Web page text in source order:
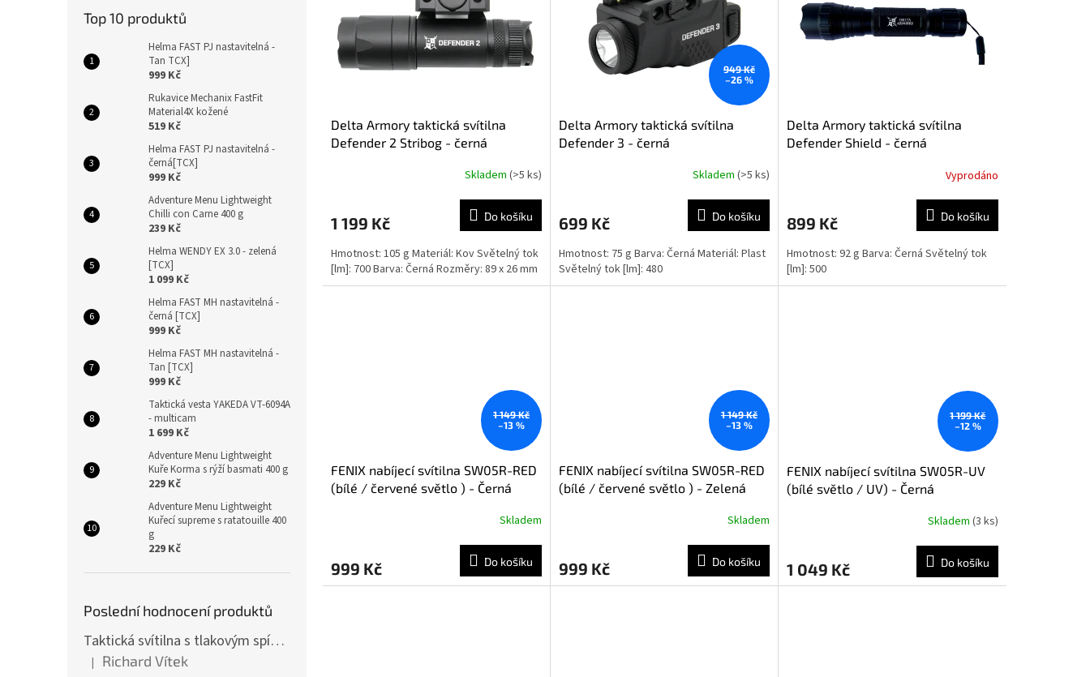
Top 10 produktů
Helma FAST PJ nastavitelná -
Tan TCX]
999 Kč
Rukavice Mechanix FastFit
Material4X kožené
519 Kč
Helma FAST PJ nastavitelná -
černá[TCX]
999 Kč
Adventure Menu Lightweight
Chilli con Carne 400 g
239 Kč
Helma WENDY EX 3.0 - zelená
[TCX]
1 099 Kč
Helma FAST MH nastavitelná -
černá [TCX]
999 Kč
Helma FAST MH nastavitelná -
Tan [TCX]
999 Kč
Taktická vesta YAKEDA VT-6094A
- multicam
1 699 Kč
Adventure Menu Lightweight
Kuře Korma s rýží basmati 400 g
229 Kč
Adventure Menu Lightweight
Kuřecí supreme s ratatouille 400
g
229 Kč
Poslední hodnocení produktů
Taktická svítilna s tlakovým spínačem [TCX]
Hodnocení produktu je 5 z 5 hvězdiček.
| Richard Vítek
Delta Armory taktická svítilna
Defender 2 Stribog - černá
Skladem (>5 ks)
1 199 Kč Do košíku
Hmotnost: 105 g Materiál: Kov Světelný tok
[lm]: 700 Barva: Černá Rozměry: 89 x 26 mm
949 Kč
–26 %
Delta Armory taktická svítilna
Defender 3 - černá
Skladem (>5 ks)
699 Kč Do košíku
Hmotnost: 75 g Barva: Černá Materiál: Plast
Světelný tok [lm]: 480
Delta Armory taktická svítilna
Defender Shield - černá
Vyprodáno
899 Kč Do košíku
Hmotnost: 92 g Barva: Černá Světelný tok
[lm]: 500
1 149 Kč
–13 %
FENIX nabíjecí svítilna SW05R-RED
(bílé / červené světlo ) - Černá
Skladem
999 Kč Do košíku
1 149 Kč
–13 %
FENIX nabíjecí svítilna SW05R-RED
(bílé / červené světlo ) - Zelená
Skladem
999 Kč Do košíku
1 199 Kč
–12 %
FENIX nabíjecí svítilna SW05R-UV
(bílé světlo / UV) - Černá
Skladem (3 ks)
1 049 Kč Do košíku